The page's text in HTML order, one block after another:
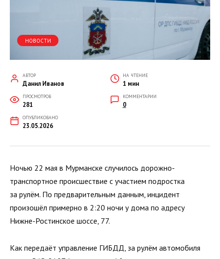
НОВОСТИ
АВТОР
Данил Иванов
НА ЧТЕНИЕ
1 мин
ПРОСМОТРОВ
281
КОММЕНТАРИИ
0
ОПУБЛИКОВАНО
23.05.2026
Ночью 22 мая в Мурманске случилось дорожно-
транспортное происшествие с участием подростка
за рулём. По предварительным данным, инцидент
произошёл примерно в 2:20 ночи у дома по адресу
Нижне-Ростинское шоссе, 77.
Как передаёт управление ГИБДД, за рулём автомобиля